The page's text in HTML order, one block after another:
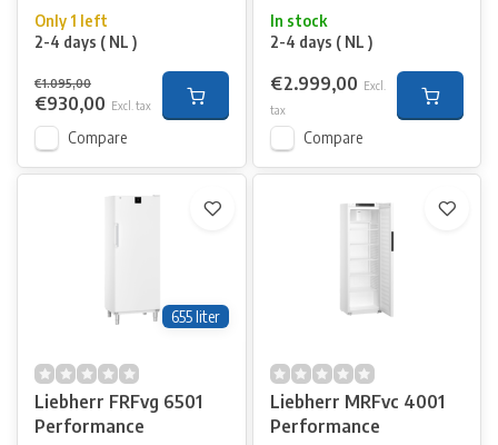
Only 1 left
2-4 days ( NL )
€1.095,00
€930,00 Excl. tax
Compare
In stock
2-4 days ( NL )
€2.999,00 Excl.
tax
Compare
655 liter
Liebherr FRFvg 6501
Performance
Liebherr MRFvc 4001
Performance